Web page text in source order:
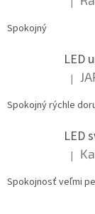
Spokojný
|
Spokojný rýchle
|
Spokojnosť veľmi